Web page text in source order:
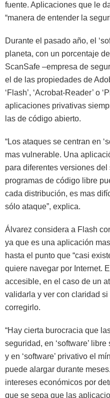
fuente. Aplicaciones que le
“manera de entender la
Durante el pasado año, el
planeta, con un porcentaje
ScanSafe –empresa de
el de las propiedades de
‘Flash’, ‘Acrobat-Reader’ o
aplicaciones privativas
las de código abierto.
“Los ataques se centran en
mas vulnerable. Una
para diferentes versiones
programas de código libre
cada distribución, es mas
sólo ataque”, explica.
Álvarez considera a Flash
ya que es una aplicación
hasta el punto que “casi
quiere navegar por Internet.
accesible, en el caso de un
validarla y ver con claridad
corregirlo.
“Hay cierta burocracia que
seguridad, en ‘software’
y en ‘software’ privativo el
puede alargar durante
intereses económicos por
que se sepa que las